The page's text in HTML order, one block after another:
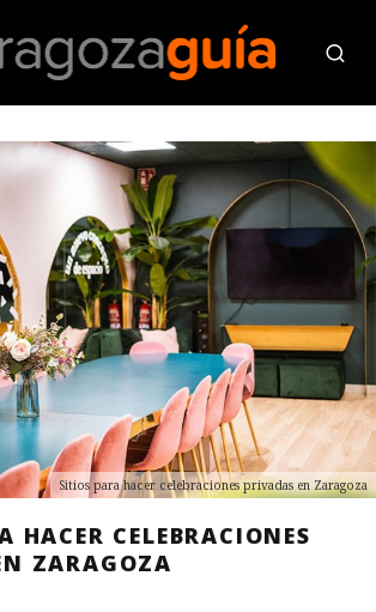
Sitios para hacer celebraciones privadas en Zaragoza
HACER CELEBRACIONES
ZARAGOZA